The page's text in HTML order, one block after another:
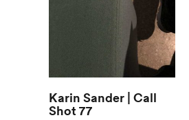
Karin Sander | Call
Shot 77